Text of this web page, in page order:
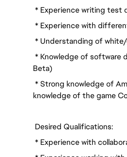
* Experience writing test
* Experience with
* Understanding of
* Knowledge of software
Beta)
* Strong knowledge of
knowledge of the game
Desired Qualifications:
* Experience with